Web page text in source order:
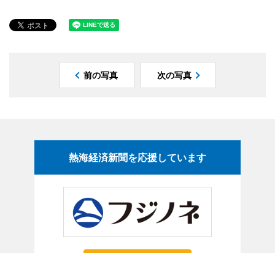
前の写真 次の写真
熱海経済新聞を応援しています